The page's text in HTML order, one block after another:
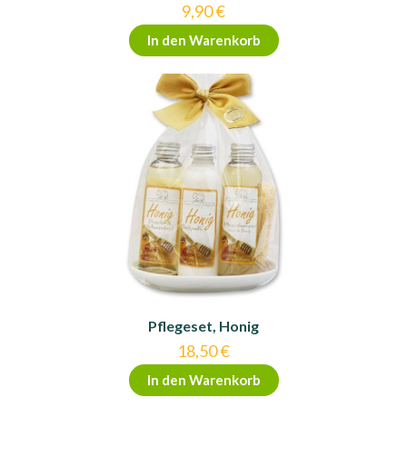
9,90€
In den Warenkorb
Pflegeset, Honig
18,50€
In den Warenkorb